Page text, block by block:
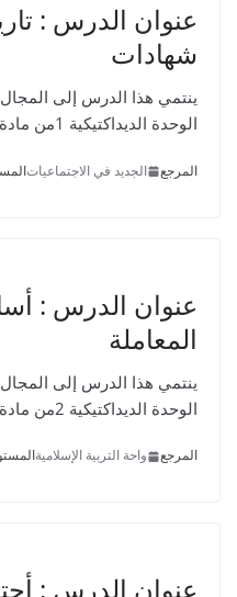
عنوان الدرس :
شهادات
الوحدة الديداكتيكية 1من مادة
المرجع الجديد في الاجتماعيات
عنوان الدرس :
المعاملة
الوحدة الديداكتيكية 2من مادة
المرجع واحة التربية الإسلامية
عنوان الدرس :